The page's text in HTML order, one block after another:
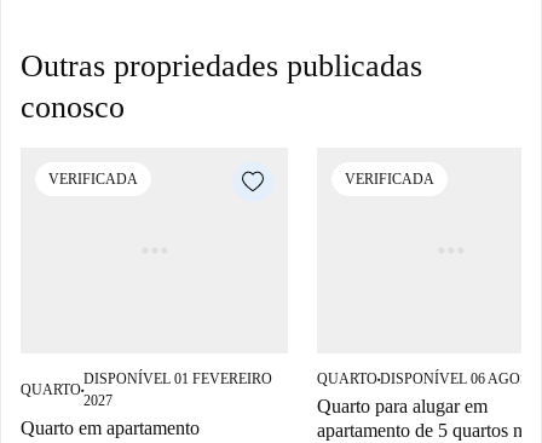
Outras propriedades publicadas
conosco
VERIFICADA
QUARTO■
DISPONÍVEL 01 FEVEREIRO
2027
Quarto em apartamento
VERIFICADA
QUARTO■DISPONÍVEL 06
Quarto para alugar em
apartamento de 5 quartos na